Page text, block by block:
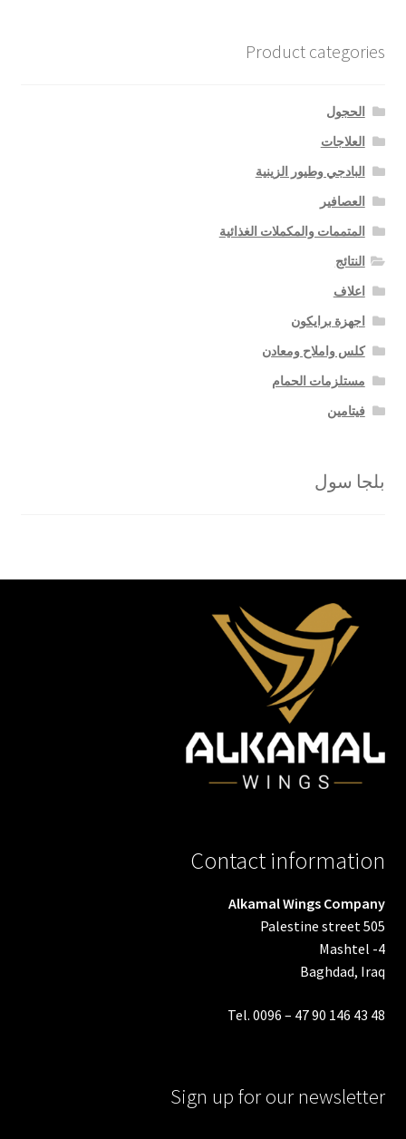
Product categories
الحجول
العلاجات
البادجي وطيور الزينية
العصافير
المتممات والمكملات الغذائية
النتائج
اعلاف
اجهزة برايكون
كلس واملاح ومعادن
مستلزمات الحمام
فيتامين
بلجا سول
Contact information
Alkamal Wings Company
Palestine street 505
Mashtel -4
Baghdad, Iraq
Tel. 0096 – 47 90 146 43 48
Sign up for our newsletter